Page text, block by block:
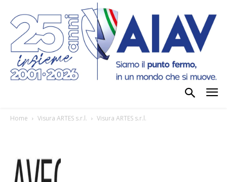
Home Visura ARTES s.r.l. Visura ARTES s.r.l.